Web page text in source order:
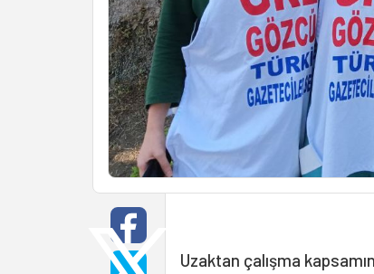
Uzaktan çalışma